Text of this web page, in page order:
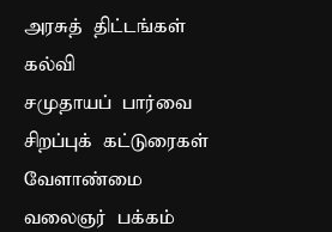
அரசுத் திட்டங்கள்
கல்வி
சமுதாயப் பார்வை
சிறப்புக் கட்டுரைகள்
வேளாண்மை
வலைஞர் பக்கம்